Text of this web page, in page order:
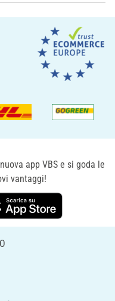
app VBS e si goda le
vantaggi!